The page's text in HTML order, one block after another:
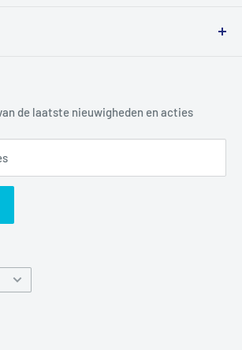
de laatste nieuwigheden en acties